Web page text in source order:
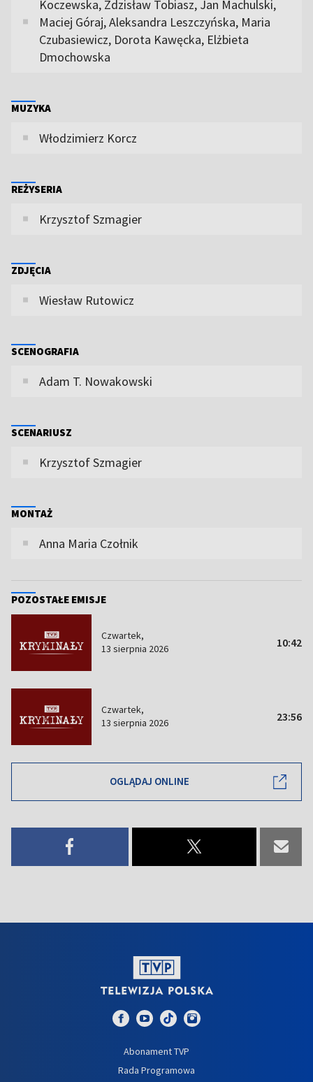
Koczewska, Zdzisław Tobiasz, Jan Machulski,
Maciej Góraj, Aleksandra Leszczyńska, Maria
Czubasiewicz, Dorota Kawęcka, Elżbieta
Dmochowska
MUZYKA
Włodzimierz Korcz
REŻYSERIA
Krzysztof Szmagier
ZDJĘCIA
Wiesław Rutowicz
SCENOGRAFIA
Adam T. Nowakowski
SCENARIUSZ
Krzysztof Szmagier
MONTAŻ
Anna Maria Czołnik
POZOSTAŁE EMISJE
Czwartek,
13 sierpnia 2026
10:42
Czwartek,
13 sierpnia 2026
23:56
OGLĄDAJ ONLINE
Abonament TVP
Rada Programowa